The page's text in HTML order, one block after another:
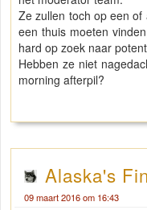
Ze zullen toch op een
een thuis moeten
hard op zoek naar
Hebben ze niet
morning afterpil?
Alaska's
09 maart 2016 om 16:43